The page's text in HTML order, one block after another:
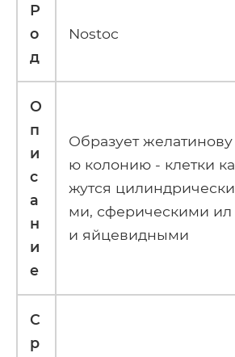
Р
о
д
Nostoc
О
п
и
с
а
н
и
е
Образует желатинову
ю колонию - клетки ка
жутся цилиндрически
ми, сферическими ил
и яйцевидными
С
р